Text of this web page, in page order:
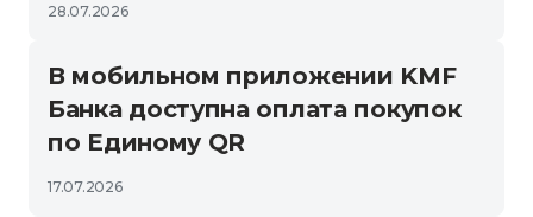
28.07.2026
В мобильном приложении KMF
Банка доступна оплата покупок
по Единому QR
17.07.2026